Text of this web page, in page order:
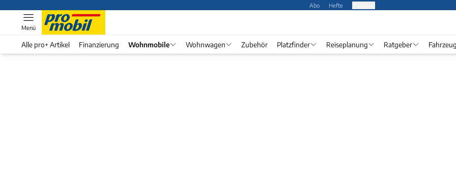
Abo Hefte
Menü
Alle pro+ Artikel Finanzierung Wohnmobile Wohnwagen Zubehör Platzfinder Reiseplanung Ratgeber